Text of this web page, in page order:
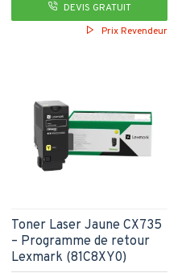
DEVIS GRATUIT
Prix Revendeur
Toner Laser Jaune CX735
– Programme de retour
Lexmark (81C8XY0)